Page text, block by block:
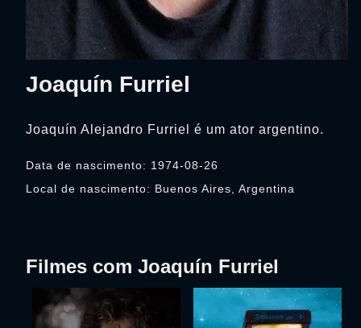
Joaquín Furriel
Data de nascimento: 1974-08-26
Local de nascimento: Buenos Aires, Argentina
Joaquín Alejandro Furriel é um ator argentino.
Filmes com Joaquín Furriel